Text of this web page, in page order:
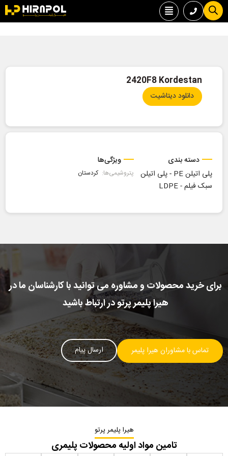
2420F8 Kordestan
دانلود دیتاشیت
دسته بندی
پلی اتیلن PE
-پلی اتیلن
سبک فیلم - LDPE
ویژگی‌ها
پتروشیمی‌ها: کردستان
برای خرید محصولات و مشاوره می توانید با کارشناسان ما در
هیرا پلیمر پرتو در ارتباط باشید
تماس با مشاوران هیرا پلیمر ارسال پیام
هیرا پلیمر پرتو
تامین مواد اولیه محصولات پلیمری